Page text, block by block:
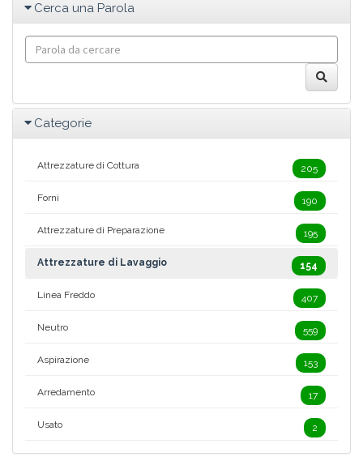
Cerca una Parola
Categorie
Attrezzature di Cottura 205
Forni 190
Attrezzature di Preparazione 195
Attrezzature di Lavaggio 154
Linea Freddo 407
Neutro 559
Aspirazione 153
Arredamento 17
Usato 2